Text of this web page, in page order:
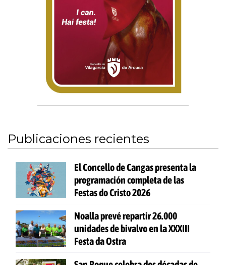
Publicaciones recientes
El Concello de Cangas presenta la
programación completa de las
Festas do Cristo 2026
Noalla prevé repartir 26.000
unidades de bivalvo en la XXXIII
Festa da Ostra